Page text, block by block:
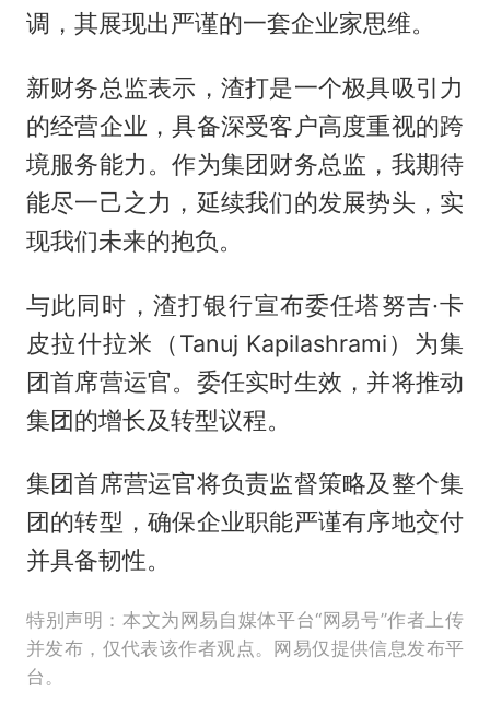
调，其展现出严谨的一套企业家思维。
新财务总监表示，渣打是一个极具吸引力
的经营企业，具备深受客户高度重视的跨
境服务能力。作为集团财务总监，我期待
能尽一己之力，延续我们的发展势头，实
现我们未来的抱负。
与此同时，渣打银行宣布委任塔努吉·卡
皮拉什拉米（Tanuj Kapilashrami）为集
团首席营运官。委任实时生效，并将推动
集团的增长及转型议程。
集团首席营运官将负责监督策略及整个集
团的转型，确保企业职能严谨有序地交付
并具备韧性。
特别声明：本文为网易自媒体平台“网易号”作者上传
并发布，仅代表该作者观点。网易仅提供信息发布平
台。